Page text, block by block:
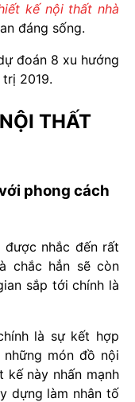
kế nội thất nhà
đáng sống.
đoán 8 xu hướng
2019.
THẤT
phong cách
nhắc đến rất
chắc hẳn sẽ còn
sắp tới chính là
là sự kết hợp
món đồ nội
này nhấn mạnh
dựng làm nhân tố